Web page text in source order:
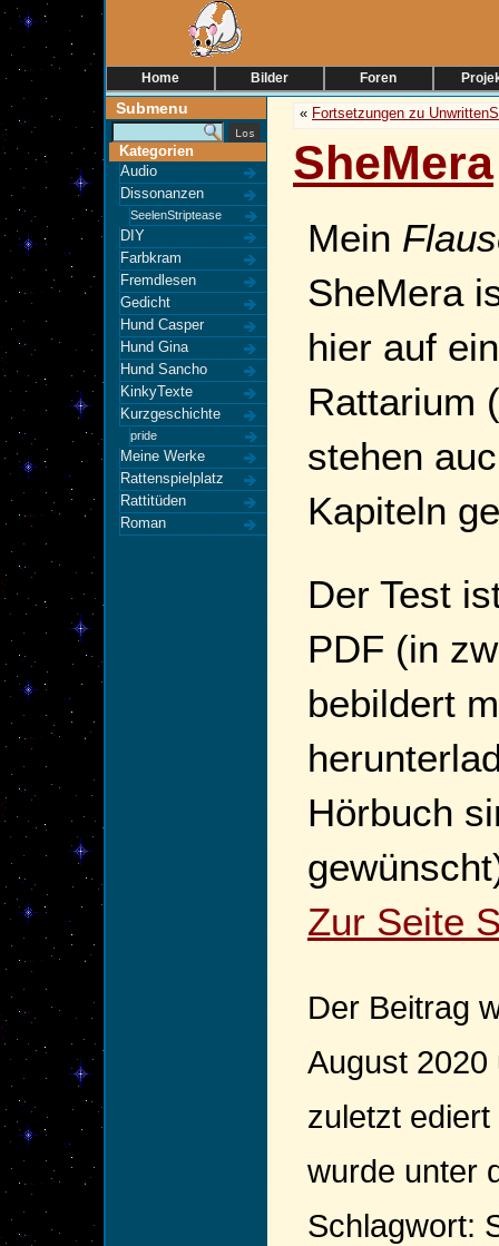
Home Bilder Foren
Submenu
Kategorien
Audio
Dissonanzen
SeelenStriptease
DIY
Farbkram
Fremdlesen
Gedicht
Hund Casper
Hund Gina
Hund Sancho
KinkyTexte
Kurzgeschichte
pride
Meine Werke
Rattenspielplatz
Rattitüden
Roman
« Fortsetzungen zu
SheMera
Mein
SheMera
hier auf
Rattarium
stehen
Kapiteln
Der Test
PDF (in
bebildert
Hörbuch
Zur Seite
Der Beitrag
August 2020
zuletzt
wurde unter
Schlagwort: